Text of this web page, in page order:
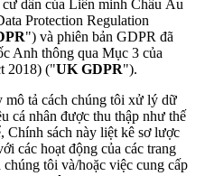
cư dân của Liên minh Châu Âu
Protection Regulation
") và phiên bản GDPR đã
Anh thông qua Mục 3 của
2018) ("UK GDPR").
mô tả cách chúng tôi xử lý dữ
cá nhân được thu thập như thế
Chính sách này liệt kê sơ lược
các hoạt động của các trang
tôi và/hoặc việc cung cấp